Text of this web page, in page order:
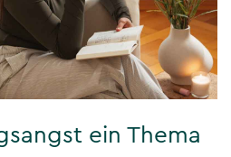
ein Thema